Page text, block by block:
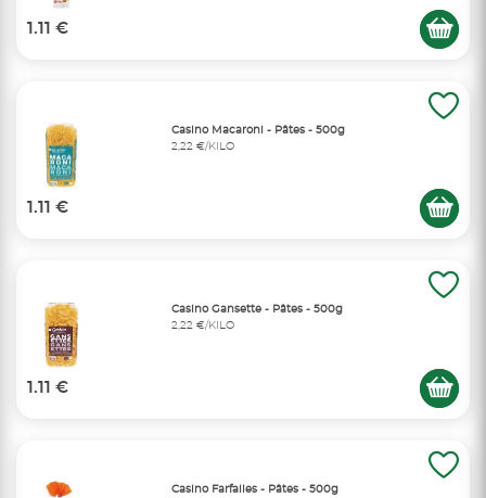
1.11 €
Casino Macaroni - Pâtes - 500g
2,22 €/KILO
1.11 €
Casino Gansette - Pâtes - 500g
2,22 €/KILO
1.11 €
Casino Farfalles - Pâtes - 500g